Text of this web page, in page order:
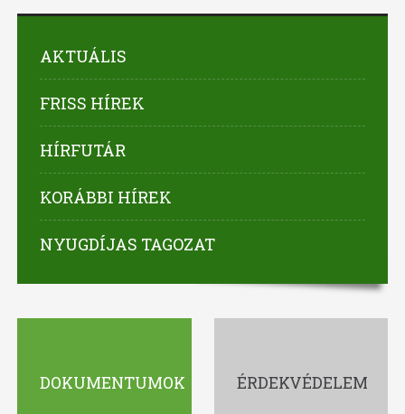
AKTUÁLIS
FRISS HÍREK
HÍRFUTÁR
KORÁBBI HÍREK
NYUGDÍJAS TAGOZAT
DOKUMENTUMOK ÉRDEKVÉDELEM